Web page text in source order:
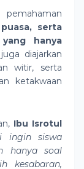
serta
hanya
diajarkan
witir, serta
ketakwaan
Ibu Isrotul
ingin siswa
hanya soal
kesabaran,